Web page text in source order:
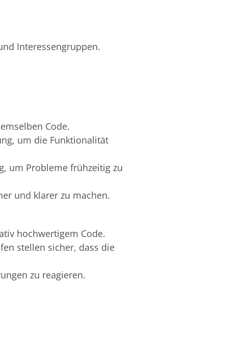
Interessengruppen.
Code.
um die Funktionalität
um Probleme frühzeitig zu
und klarer zu machen.
hochwertigem Code.
stellen sicher, dass die
zu reagieren.